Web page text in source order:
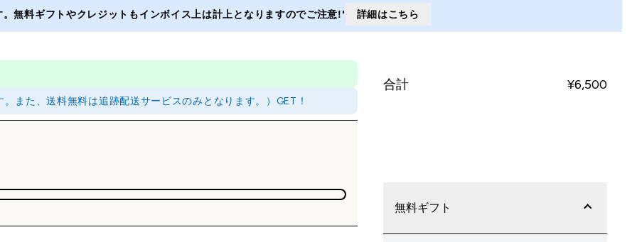
無料ギフトやクレジットもインボイス上は計上となりますのでご注意!' 詳細はこちら
また、送料無料は追跡配送サービスのみとなります。）GET！
合計 ¥6,500‎
無料ギフト